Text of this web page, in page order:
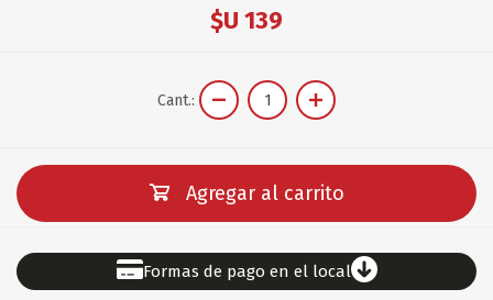
$U 139
Cant.:
Agregar al carrito
Formas de pago en el local